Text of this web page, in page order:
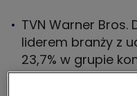
TVN Warner Bros.
liderem branży z
23,7% w grupie